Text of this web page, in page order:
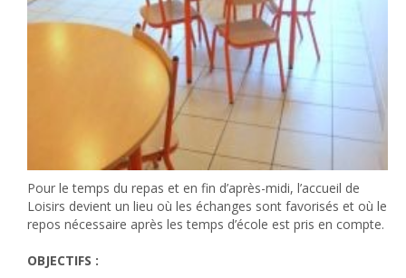
Pour le temps du repas et en fin d’après-midi, l’accueil de
Loisirs devient un lieu où les échanges sont favorisés et où le
repos nécessaire après les temps d’école est pris en compte.
OBJECTIFS :